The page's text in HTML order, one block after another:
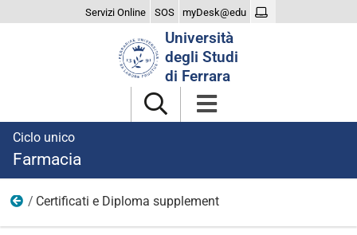
Servizi Online SOS myDesk@edu
Università
degli Studi
di Ferrara
Ciclo unico
Farmacia
Laurearsi
Certificati e Diploma supplement